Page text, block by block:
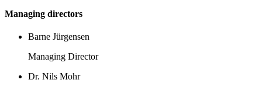
Managing directors
Barne Jürgensen
Managing Director
Dr. Nils Mohr